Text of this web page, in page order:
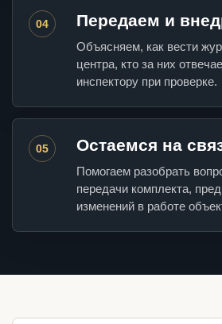
04 Передаем и
Объясняем, как вести
центра, кто за них
инспектору при проверке.
05 Остаемся на
Помогаем разобрать
передачи комплекта,
изменений в работе